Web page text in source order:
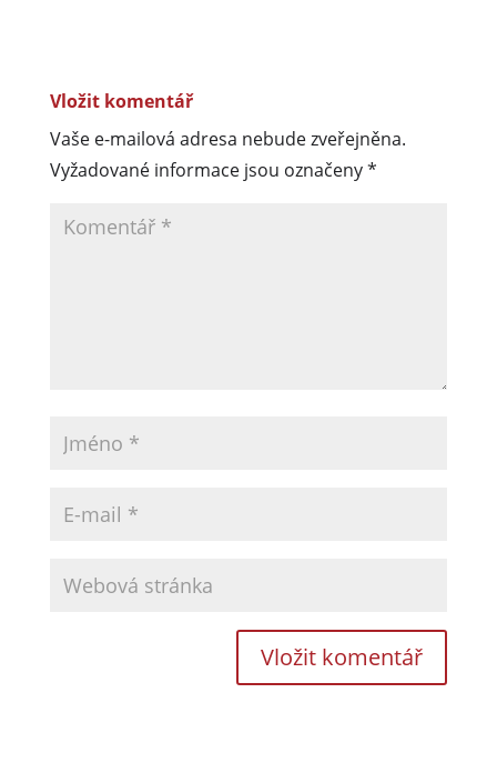
Vložit komentář
Vaše e-mailová adresa nebude zveřejněna.
Vyžadované informace jsou označeny*